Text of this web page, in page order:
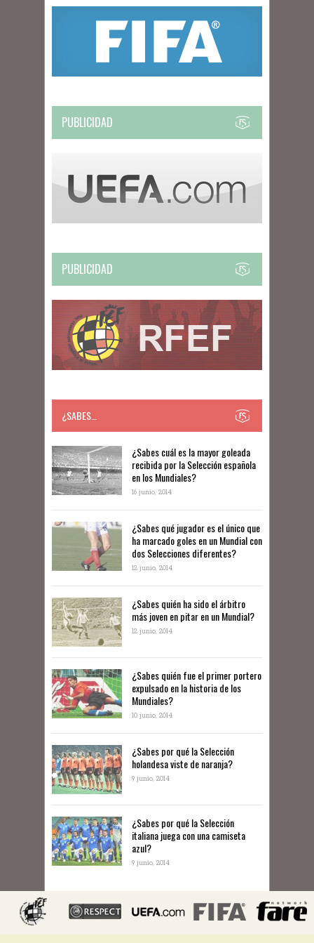
PUBLICIDAD
PUBLICIDAD
¿SABES…
​​¿Sabes cuál es la mayor goleada
recibida por la Selección española
en los Mundiales?
16 junio, 2014
¿Sabes qué jugador es el único que
ha marcado goles en un Mundial con
dos Selecciones diferentes?
12 junio, 2014
¿Sabes quién ha sido el árbitro
más joven en pitar en un Mundial?
12 junio, 2014
¿Sabes quién fue el primer portero
expulsado en la historia de los
Mundiales?
10 junio, 2014
​¿Sabes por qué la Selección
holandesa viste de naranja?
9 junio, 2014
¿Sabes por qué la Selección
italiana juega con una camiseta
azul?
9 junio, 2014